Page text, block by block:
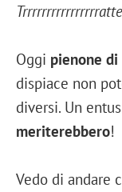
Oggi pienone
dispiace non
diversi. Un
meriterebbero!
Vedo di andare